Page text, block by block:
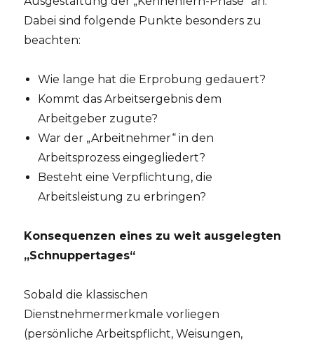
Dabei sind folgende Punkte besonders zu
beachten:
Wie lange hat die Erprobung gedauert?
Kommt das Arbeitsergebnis dem
Arbeitgeber zugute?
War der „Arbeitnehmer“ in den
Arbeitsprozess eingegliedert?
Besteht eine Verpflichtung, die
Arbeitsleistung zu erbringen?
Konsequenzen eines zu weit ausgelegten
„Schnuppertages“
Sobald die klassischen
Dienstnehmermerkmale vorliegen
(persönliche Arbeitspflicht, Weisungen,